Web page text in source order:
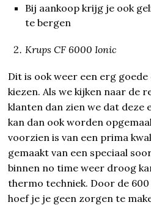
Bij aankoop krijg je ook
te bergen
Krups CF 6000 Ionic
Dit is ook weer een erg
kiezen. Als we kijken naar de
klanten dan zien we dat deze
kan dan ook worden
voorzien is van een prima
gemaakt van een speciaal
binnen no time weer droog
thermo techniek. Door de
hoef je je geen zorgen te